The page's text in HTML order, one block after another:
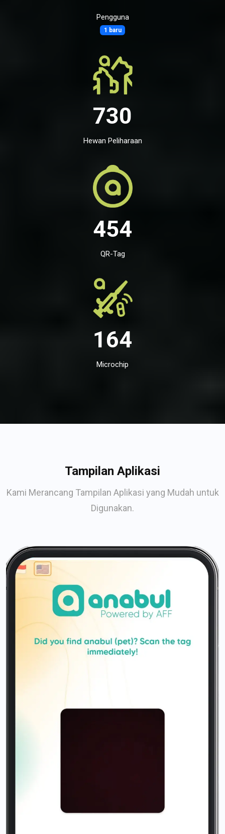
Pengguna
1 baru
730
Hewan Peliharaan
454
QR-Tag
164
Microchip
Tampilan Aplikasi
Kami Merancang Tampilan Aplikasi yang Mudah untuk
Digunakan.